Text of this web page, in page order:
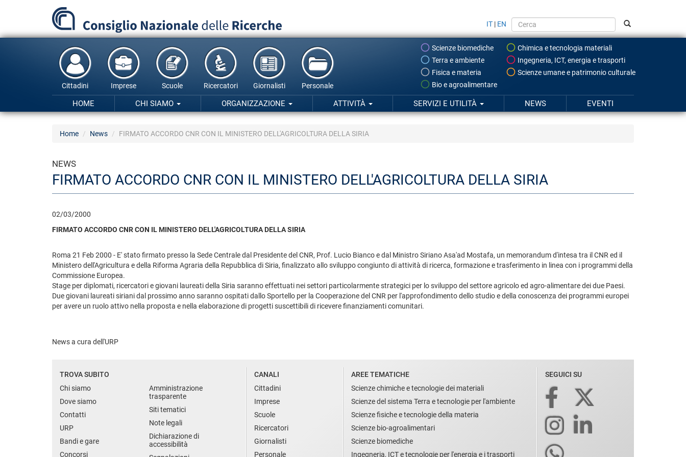
principale
IT | EN
Scienze biomediche
Chimica e tecnologia materiali
Terra e ambiente
Ingegneria, ICT, energia e trasporti
Fisica e materia
Scienze umane e patrimonio culturale
Bio e agroalimentare
Cittadini Imprese Scuole Ricercatori Giornalisti Personale
HOME CHI SIAMO ORGANIZZAZIONE ATTIVITÀ SERVIZI E UTILITÀ NEWS EVENTI
Home News FIRMATO ACCORDO CNR CON IL MINISTERO DELL'AGRICOLTURA DELLA SIRIA
NEWS
FIRMATO ACCORDO CNR CON IL MINISTERO DELL'AGRICOLTURA DELLA SIRIA
02/03/2000
FIRMATO ACCORDO CNR CON IL MINISTERO DELL'AGRICOLTURA DELLA SIRIA
Roma 21 Feb 2000 - E' stato firmato presso la Sede Centrale dal Presidente del CNR, Prof. Lucio Bianco e dal Ministro Siriano Asa'ad Mostafa, un memorandum d'intesa tra il CNR ed il
Ministero dell'Agricultura e della Riforma Agraria della Repubblica di Siria, finalizzato allo sviluppo congiunto di attività di ricerca, formazione e trasferimento in linea con i programmi della
Commissione Europea.
Stage per diplomati, ricercatori e giovani laureati della Siria saranno effettuati nei settori particolarmente strategici per lo sviluppo del settore agricolo ed agro-alimentare dei due Paesi.
Due giovani laureati siriani dal prossimo anno saranno ospitati dallo Sportello per la Cooperazione del CNR per l'approfondimento dello studio e della conoscenza dei programmi europei
per avere un ruolo attivo nella proposta e nella elaborazione di progetti suscettibili di ricevere finanziamenti comunitari.
News a cura dell'URP
TROVA SUBITO
Chi siamo
Dove siamo
Contatti
URP
Bandi e gare
Concorsi
Amministrazione
trasparente
Siti tematici
Note legali
Dichiarazione di
accessibilità
CANALI
Cittadini
Imprese
Scuole
Ricercatori
Giornalisti
Personale
AREE TEMATICHE
Scienze chimiche e tecnologie dei materiali
Scienze del sistema Terra e tecnologie per l'ambiente
Scienze fisiche e tecnologie della materia
Scienze bio-agroalimentari
Scienze biomediche
Ingegneria, ICT e tecnologie per l'energia e i trasporti
SEGUICI SU